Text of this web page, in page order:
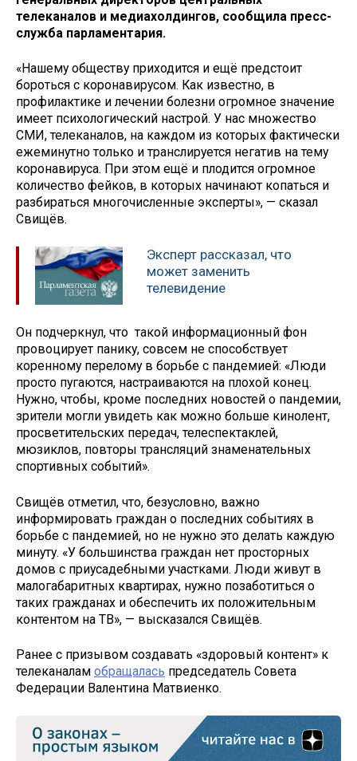
телеканалов и медиахолдингов, сообщила пресс-
служба парламентария.
«Нашему обществу приходится и ещё предстоит
бороться с коронавирусом. Как известно, в
профилактике и лечении болезни огромное значение
имеет психологический настрой. У нас множество
СМИ, телеканалов, на каждом из которых фактически
ежеминутно только и транслируется негатив на тему
коронавируса. При этом ещё и плодится огромное
количество фейков, в которых начинают копаться и
разбираться многочисленные эксперты», — сказал
Свищёв.
Эксперт рассказал, что
может заменить
телевидение
Он подчеркнул, что такой информационный фон
провоцирует панику, совсем не способствует
коренному перелому в борьбе с пандемией: «Люди
просто пугаются, настраиваются на плохой конец.
Нужно, чтобы, кроме последних новостей о пандемии,
зрители могли увидеть как можно больше кинолент,
просветительских передач, телеспектаклей,
мюзиклов, повторы трансляций знаменательных
спортивных событий».
Свищёв отметил, что, безусловно, важно
информировать граждан о последних событиях в
борьбе с пандемией, но не нужно это делать каждую
минуту. «У большинства граждан нет просторных
домов с приусадебными участками. Люди живут в
малогабаритных квартирах, нужно позаботиться о
таких гражданах и обеспечить их положительным
контентом на ТВ», — высказался Свищёв.
Ранее с призывом создавать «здоровый контент» к
телеканалам обращалась председатель Совета
Федерации Валентина Матвиенко.